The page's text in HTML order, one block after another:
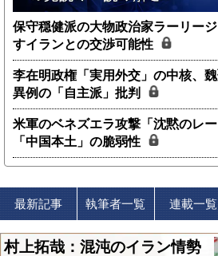
保守穏健派の大物政治家ラーリー
すイランとの交渉可能性
李在明政権「実用外交」の中核、
異例の「自主派」批判
米軍のベネズエラ攻撃「沈黙のレ
「中国本土」の脆弱性
最新記事 執筆者一覧 連載一覧
村上拓哉：混沌のイラン情勢